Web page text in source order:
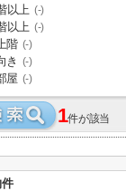
以上 (-)
以上 (-)
階 (-)
き (-)
屋 (-)
1件が該当